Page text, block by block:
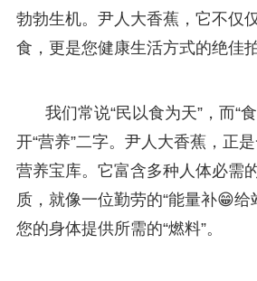
勃勃生机。尹人大香蕉，它不仅
食，更是您健康生活方式的绝佳拍
我们常说“民以食为天”，而“
开“营养”二字。尹人大香蕉，正
营养宝库。它富含多种人体必需
质，就像一位勤劳的“能量补😁给
您的身体提供所需的“燃料”。